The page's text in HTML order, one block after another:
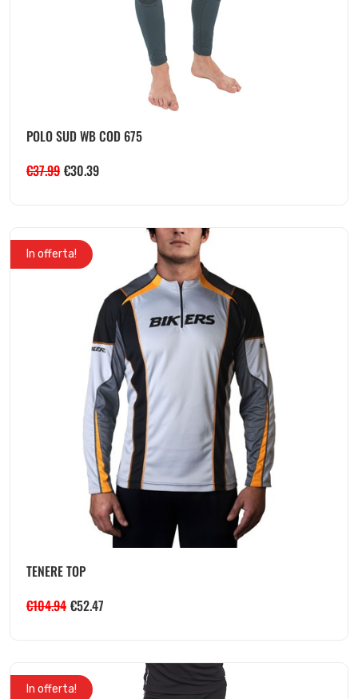
POLO SUD WB COD 675
€37.99 €30.39
In offerta!
TENERE TOP
€104.94 €52.47
In offerta!